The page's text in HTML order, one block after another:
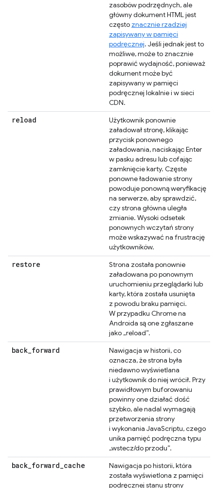
zasobów podrzędnych, ale
główny dokument HTML jest
często znacznie rzadziej
zapisywany w pamięci
podręcznej. Jeśli jednak jest to
możliwe, może to znacznie
poprawić wydajność, ponieważ
dokument może być
zapisywany w pamięci
podręcznej lokalnie i w sieci
CDN.
reload
Użytkownik ponownie
załadował stronę, klikając
przycisk ponownego
załadowania, naciskając Enter
w pasku adresu lub cofając
zamknięcie karty. Częste
ponowne ładowanie strony
powoduje ponowną weryfikację
na serwerze, aby sprawdzić,
czy strona główna uległa
zmianie. Wysoki odsetek
ponownych wczytań strony
może wskazywać na frustrację
użytkowników.
restore
Strona została ponownie
załadowana po ponownym
uruchomieniu przeglądarki lub
karty, która została usunięta
z powodu braku pamięci.
W przypadku Chrome na
Androida są one zgłaszane
jako „reload”.
back_forward
Nawigacja w historii, co
oznacza, że strona była
niedawno wyświetlana
i użytkownik do niej wrócił. Przy
prawidłowym buforowaniu
powinny one działać dość
szybko, ale nadal wymagają
przetworzenia strony
i wykonania JavaScriptu, czego
unika pamięć podręczna typu
„wstecz/do przodu”.
back_forward_cache
Nawigacja po historii, która
została wyświetlona z pamięci
podręcznej stanu strony